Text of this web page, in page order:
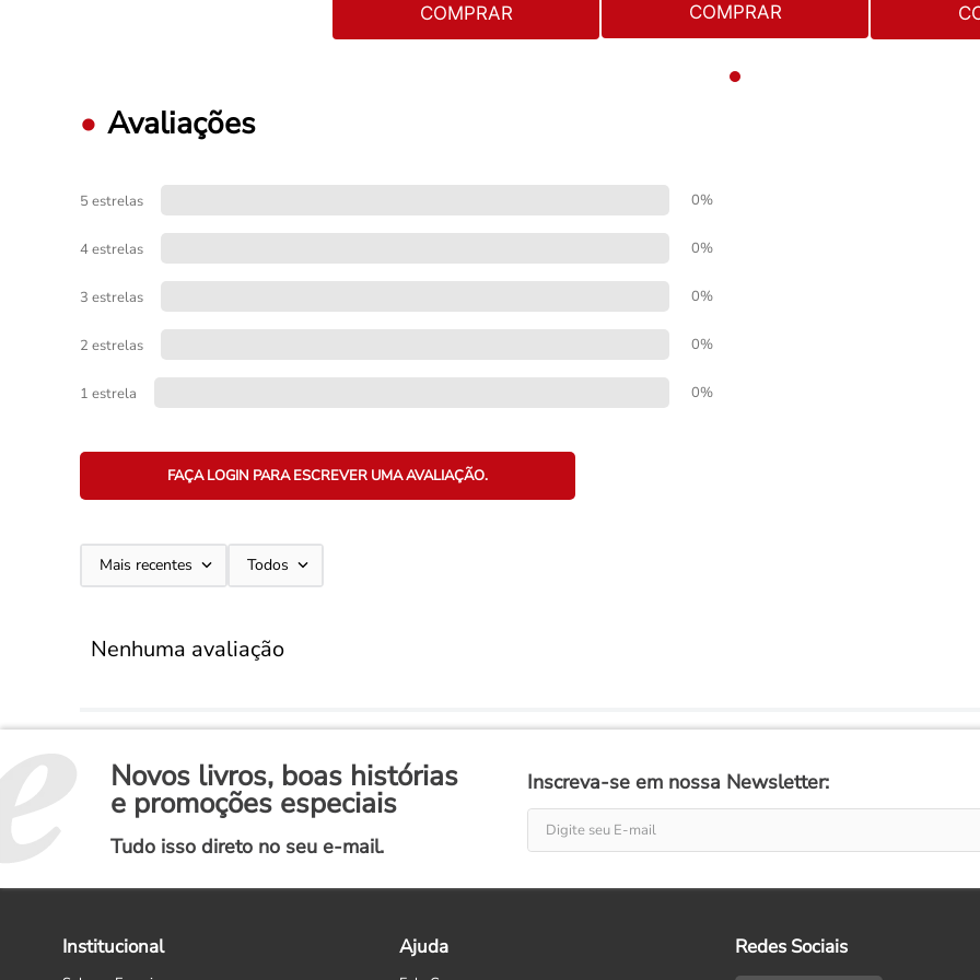
COMPRAR COMPRAR
Avaliações
5 estrelas 0%
4 estrelas 0%
3 estrelas 0%
2 estrelas 0%
1 estrela 0%
FAÇA LOGIN PARA ESCREVER UMA AVALIAÇÃO.
Mais recentes Todos
Nenhuma avaliação
Novos livros, boas histórias
e promoções especiais
Tudo isso direto no seu e-mail.
Inscreva-se em nossa Newsletter:
Institucional Ajuda Redes Sociais